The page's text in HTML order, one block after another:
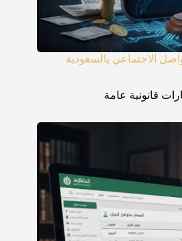
الاجتماعي بالسعودية
قانونية عامة